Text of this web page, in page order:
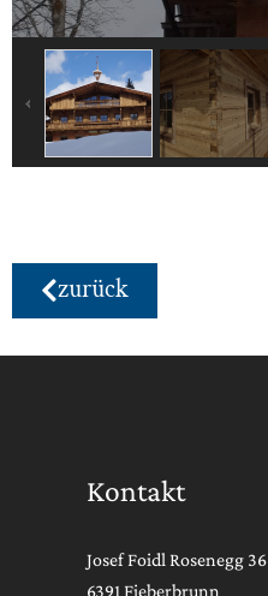
zurück
Kontakt
Josef Foidl Rosenegg 36
6391 Fieberbrunn